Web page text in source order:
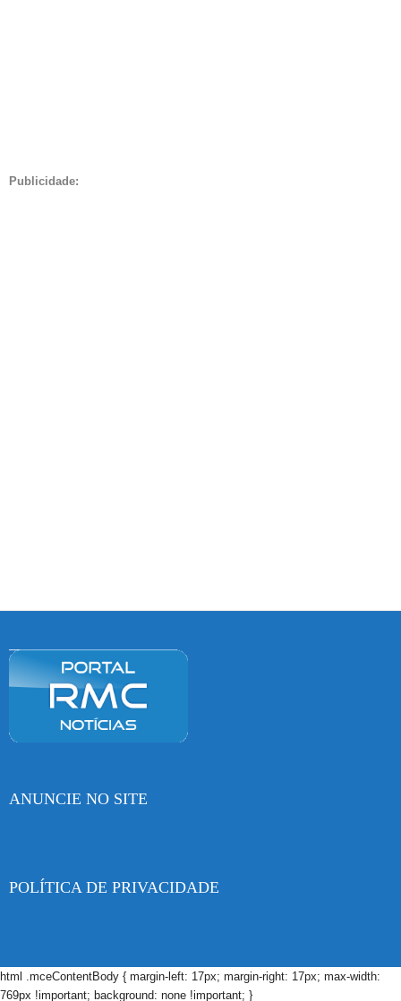
Publicidade:
ANUNCIE NO SITE
POLÍTICA DE PRIVACIDADE
html .mceContentBody { margin-left: 17px; margin-right: 17px; max-width:
769px !important; background: none !important; }